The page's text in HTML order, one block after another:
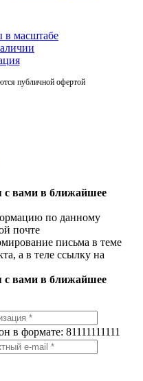
в масштабе
публичной офертой
с вами в ближайшее
по данному
почте
письма в теме
а в теле ссылку на
с вами в ближайшее
в формате: 81111111111